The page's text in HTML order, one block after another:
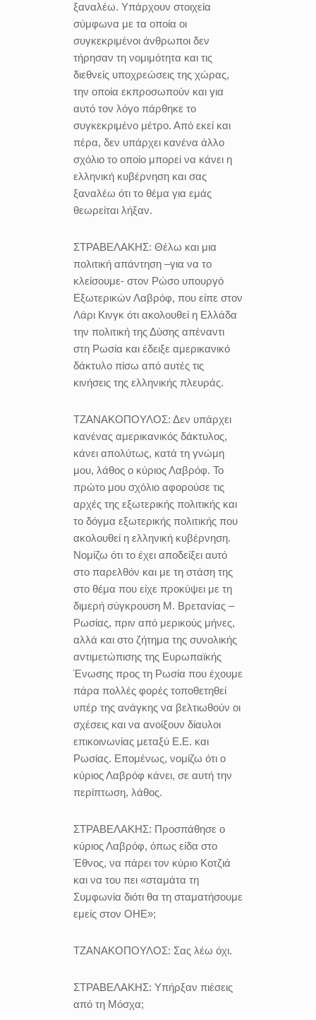
ξαναλέω. Υπάρχουν στοιχεία
σύμφωνα με τα οποία οι
συγκεκριμένοι άνθρωποι δεν
τήρησαν τη νομιμότητα και τις
διεθνείς υποχρεώσεις της χώρας,
την οποία εκπροσωπούν και για
αυτό τον λόγο πάρθηκε το
συγκεκριμένο μέτρο. Από εκεί και
πέρα, δεν υπάρχει κανένα άλλο
σχόλιο το οποίο μπορεί να κάνει η
ελληνική κυβέρνηση και σας
ξαναλέω ότι το θέμα για εμάς
θεωρείται λήξαν.
ΣΤΡΑΒΕΛΑΚΗΣ: Θέλω και μια
πολιτική απάντηση –για να το
κλείσουμε- στον Ρώσο υπουργό
Εξωτερικών Λαβρόφ, που είπε στον
Λάρι Κινγκ ότι ακολουθεί η Ελλάδα
την πολιτική της Δύσης απέναντι
στη Ρωσία και έδειξε αμερικανικό
δάκτυλο πίσω από αυτές τις
κινήσεις της ελληνικής πλευράς.
ΤΖΑΝΑΚΟΠΟΥΛΟΣ: Δεν υπάρχει
κανένας αμερικανικός δάκτυλος,
κάνει απολύτως, κατά τη γνώμη
μου, λάθος ο κύριος Λαβρόφ. Το
πρώτο μου σχόλιο αφορούσε τις
αρχές της εξωτερικής πολιτικής και
το δόγμα εξωτερικής πολιτικής που
ακολουθεί η ελληνική κυβέρνηση.
Νομίζω ότι το έχει αποδείξει αυτό
στο παρελθόν και με τη στάση της
στο θέμα που είχε προκύψει με τη
διμερή σύγκρουση Μ. Βρετανίας –
Ρωσίας, πριν από μερικούς μήνες,
αλλά και στο ζήτημα της συνολικής
αντιμετώπισης της Ευρωπαϊκής
Ένωσης προς τη Ρωσία που έχουμε
πάρα πολλές φορές τοποθετηθεί
υπέρ της ανάγκης να βελτιωθούν οι
σχέσεις και να ανοίξουν δίαυλοι
επικοινωνίας μεταξύ Ε.Ε. και
Ρωσίας. Επομένως, νομίζω ότι ο
κύριος Λαβρόφ κάνει, σε αυτή την
περίπτωση, λάθος.
ΣΤΡΑΒΕΛΑΚΗΣ: Προσπάθησε ο
κύριος Λαβρόφ, όπως είδα στο
Έθνος, να πάρει τον κύριο Κοτζιά
και να του πει «σταμάτα τη
Συμφωνία διότι θα τη σταματήσουμε
εμείς στον ΟΗΕ»;
ΤΖΑΝΑΚΟΠΟΥΛΟΣ: Σας λέω όχι.
ΣΤΡΑΒΕΛΑΚΗΣ: Υπήρξαν πιέσεις
από τη Μόσχα;